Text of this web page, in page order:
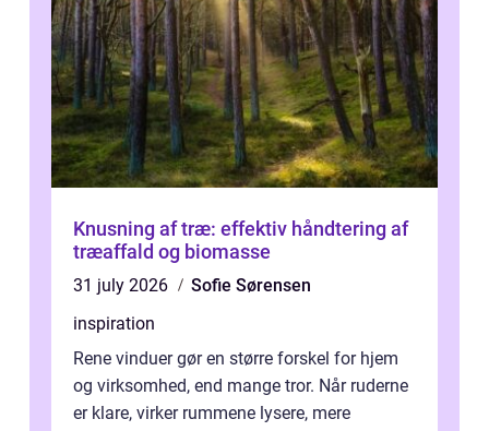
Knusning af træ: effektiv håndtering af
træaffald og biomasse
31 july 2026
Sofie Sørensen
inspiration
Rene vinduer gør en større forskel for hjem
og virksomhed, end mange tror. Når ruderne
er klare, virker rummene lysere, mere